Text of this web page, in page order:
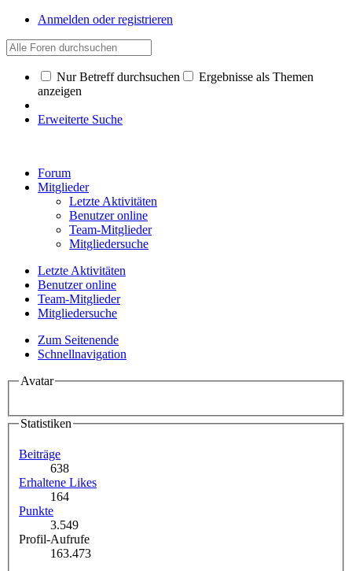
Anmelden oder registrieren
Nur Betreff durchsuchen
Ergebnisse als Themen
anzeigen
Erweiterte Suche
Forum
Mitglieder
Letzte Aktivitäten
Benutzer online
Team-Mitglieder
Mitgliedersuche
Letzte Aktivitäten
Benutzer online
Team-Mitglieder
Mitgliedersuche
Zum Seitenende
Schnellnavigation
Avatar
Statistiken
Beiträge
638
Erhaltene Likes
164
Punkte
3.549
Profil-Aufrufe
163.473